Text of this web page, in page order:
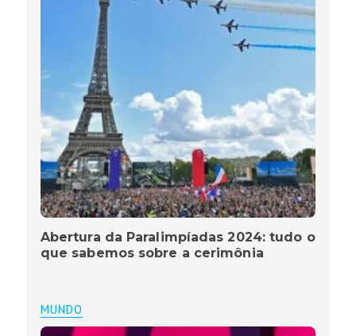
Abertura da Paralimpíadas 2024: tudo o
que sabemos sobre a cerimônia
MUNDO